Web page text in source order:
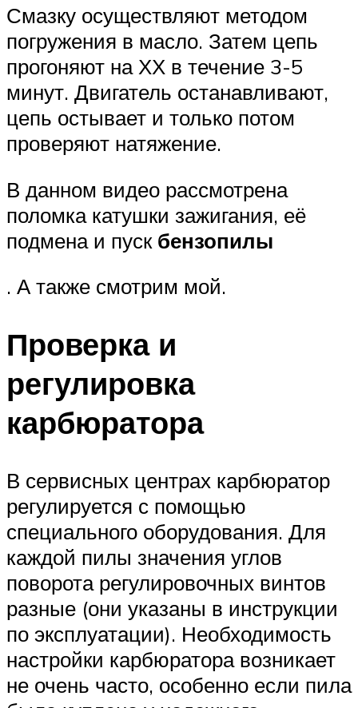
Смазку осуществляют методом
погружения в масло. Затем цепь
прогоняют на ХХ в течение 3-5
минут. Двигатель останавливают,
цепь остывает и только потом
проверяют натяжение.
В данном видео рассмотрена
поломка катушки зажигания, её
подмена и пуск бензопилы
. А также смотрим мой.
Проверка и
регулировка
карбюратора
В сервисных центрах карбюратор
регулируется с помощью
специального оборудования. Для
каждой пилы значения углов
поворота регулировочных винтов
разные (они указаны в инструкции
по эксплуатации). Необходимость
настройки карбюратора возникает
не очень часто, особенно если пила